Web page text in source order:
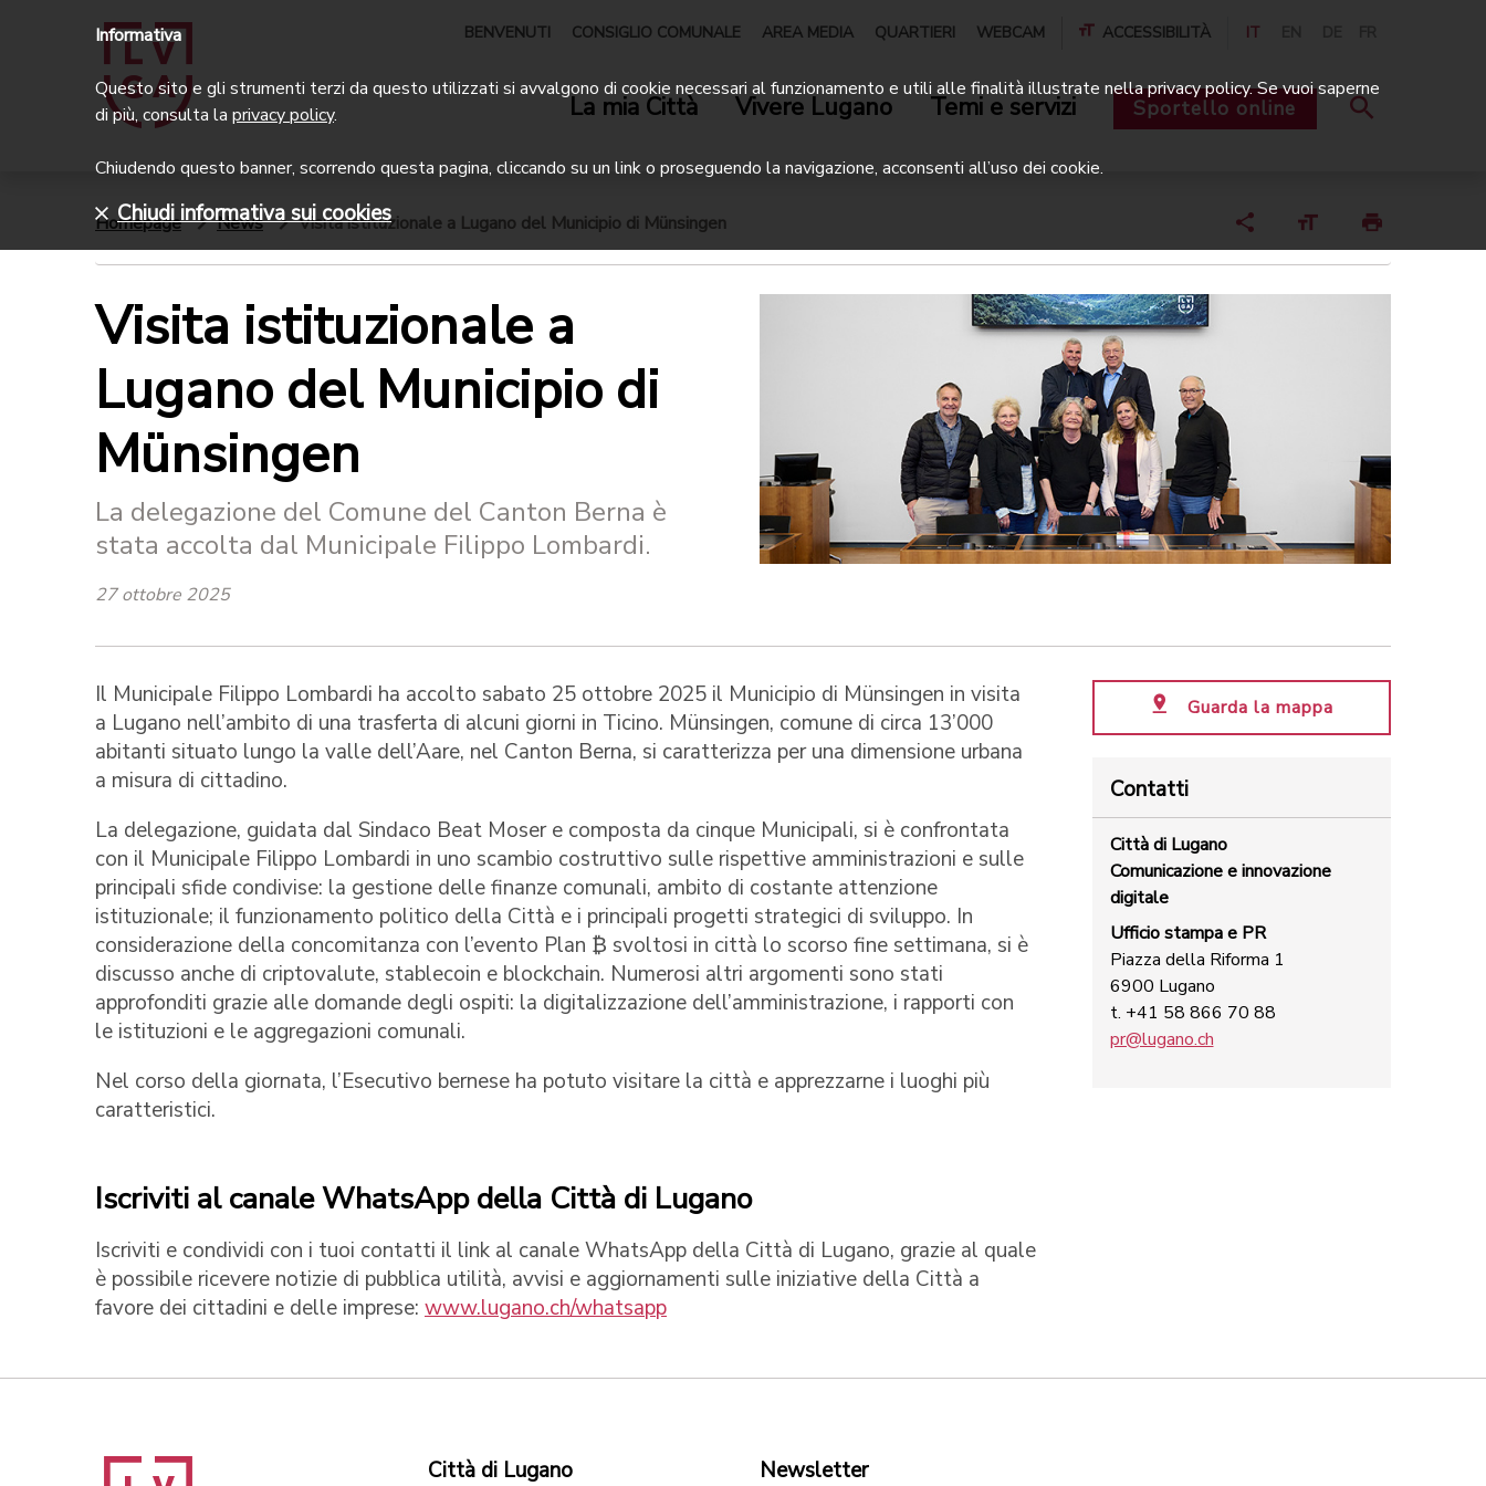
BENVENUTI CONSIGLIO COMUNALE AREA MEDIA QUARTIERI WEBCAM ACCESSIBILITÀ IT
La mia Città Vivere Lugano Temi e servizi Sportello online
Homepage News Visita istituzionale a Lugano del Municipio di Münsingen
Visita istituzionale a
Lugano del Municipio di
Münsingen
La delegazione del Comune del Canton Berna è
stata accolta dal Municipale Filippo Lombardi.
27 ottobre 2025
Il Municipale Filippo Lombardi ha accolto sabato 25 ottobre 2025 il Municipio di Münsingen in visita
a Lugano nell’ambito di una trasferta di alcuni giorni in Ticino. Münsingen, comune di circa 13’000
abitanti situato lungo la valle dell’Aare, nel Canton Berna, si caratterizza per una dimensione urbana
a misura di cittadino.
La delegazione, guidata dal Sindaco Beat Moser e composta da cinque Municipali, si è confrontata
con il Municipale Filippo Lombardi in uno scambio costruttivo sulle rispettive amministrazioni e sulle
principali sfide condivise: la gestione delle finanze comunali, ambito di costante attenzione
istituzionale; il funzionamento politico della Città e i principali progetti strategici di sviluppo. In
considerazione della concomitanza con l’evento Plan ₿ svoltosi in città lo scorso fine settimana, si è
discusso anche di criptovalute, stablecoin e blockchain. Numerosi altri argomenti sono stati
approfonditi grazie alle domande degli ospiti: la digitalizzazione dell’amministrazione, i rapporti con
le istituzioni e le aggregazioni comunali.
Nel corso della giornata, l’Esecutivo bernese ha potuto visitare la città e apprezzarne i luoghi più
caratteristici.
Iscriviti al canale WhatsApp della Città di Lugano
Iscriviti e condividi con i tuoi contatti il link al canale WhatsApp della Città di Lugano, grazie al quale
è possibile ricevere notizie di pubblica utilità, avvisi e aggiornamenti sulle iniziative della Città a
favore dei cittadini e delle imprese: www.lugano.ch/whatsapp
Guarda la mappa
Contatti
Città di Lugano
Comunicazione e innovazione
digitale
Ufficio stampa e PR
Piazza della Riforma 1
6900 Lugano
t. +41 58 866 70 88
pr@lugano.ch
Città di Lugano Newsletter
Informativa
Questo sito e gli strumenti terzi da questo utilizzati si avvalgono di cookie necessari al funzionamento e utili alle finalità illustrate nella privacy policy. Se vuoi saperne
di più, consulta la privacy policy.
Chiudendo questo banner, scorrendo questa pagina, cliccando su un link o proseguendo la navigazione, acconsenti all’uso dei cookie.
Chiudi informativa sui cookies